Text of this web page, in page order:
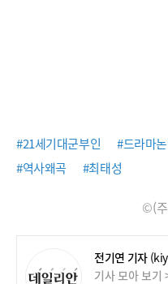
#21세기대군부인 #드라마
#역사왜곡
#최태성
©(
전기연 기자
기사 모아 보기